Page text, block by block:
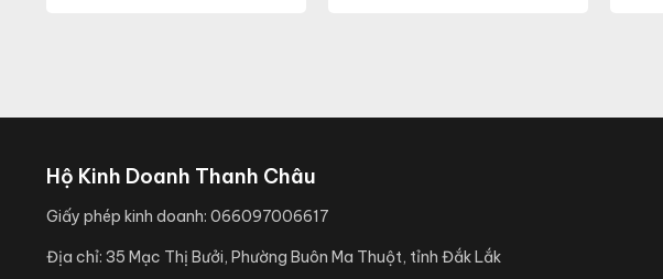
Hộ Kinh Doanh Thanh Châu
Giấy phép kinh doanh: 066097006617
Địa chỉ: 35 Mạc Thị Bưởi, Phường Buôn Ma Thuột, tỉnh Đắk Lắk